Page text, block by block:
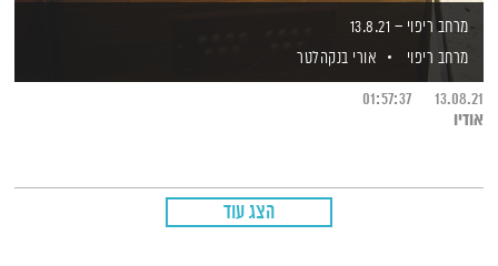
מרחב ריפוי – 13.8.21
מרחב ריפוי
אורי בנקהלטר
13.08.21
01:57:37
אודיו
הצג עוד